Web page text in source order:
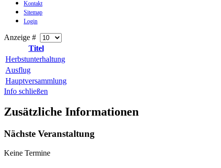
Kontakt
Sitemap
Login
Anzeige #
Titel
Herbstunterhaltung
Ausflug
Hauptversammlung
Info schließen
Zusätzliche Informationen
Nächste Veranstaltung
Keine Termine